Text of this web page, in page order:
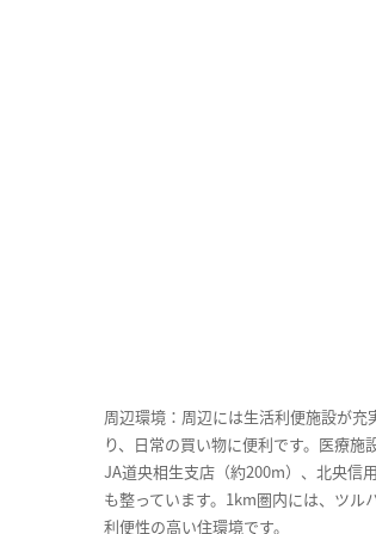
周辺環境：周辺には生活利便施設が
り、日常の買い物に便利です。医療
JA道央相生支店（約200m）、北央信
も整っています。1km圏内には、ツ
利便性の高い住環境です。